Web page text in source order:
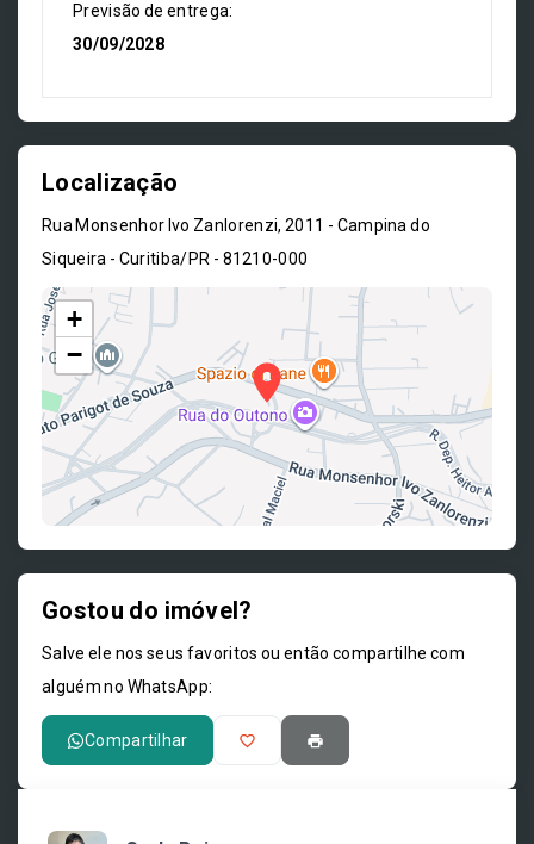
Previsão de entrega:
30/09/2028
Localização
Rua Monsenhor Ivo Zanlorenzi, 2011 - Campina do
Siqueira - Curitiba/PR - 81210-000
+
−
Gostou do imóvel?
Salve ele nos seus favoritos ou então compartilhe com
alguém no WhatsApp:
Compartilhar